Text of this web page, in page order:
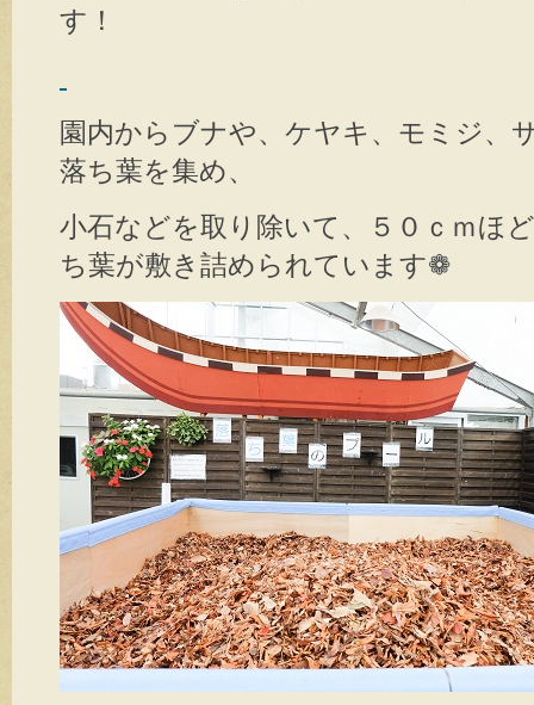
す！
園内からブナや、ケヤキ、モミジ、
落ち葉を集め、
小石などを取り除いて、５０ｃｍほ
ち葉が敷き詰められています❁